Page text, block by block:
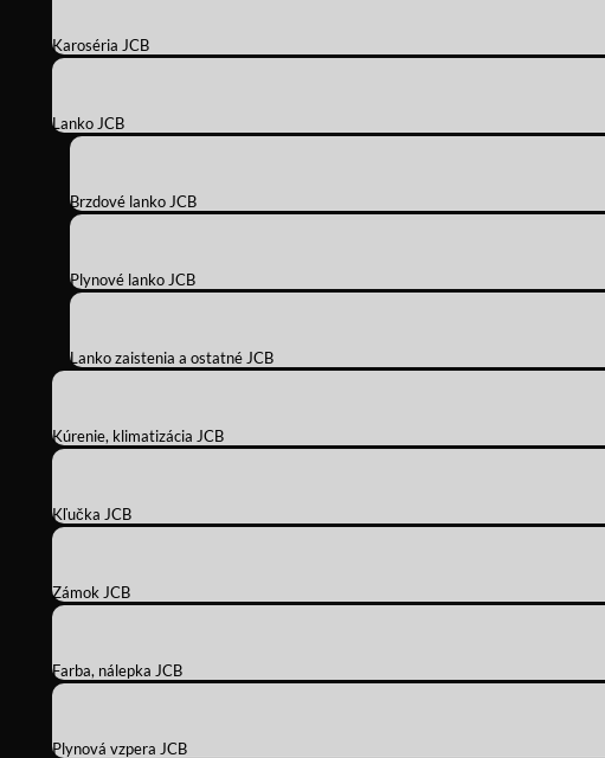
Karoséria JCB
Lanko JCB
Brzdové lanko JCB
Plynové lanko JCB
Lanko zaistenia a ostatné JCB
Kúrenie, klimatizácia JCB
Kľučka JCB
Zámok JCB
Farba, nálepka JCB
Plynová vzpera JCB